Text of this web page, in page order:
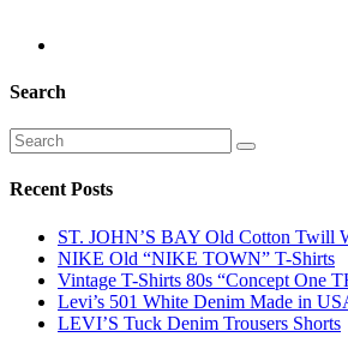
Search
Recent Posts
ST. JOHN’S BAY Old Cotton Twill
NIKE Old “NIKE TOWN” T-Shirts
Vintage T-Shirts 80s “Concept One
Levi’s 501 White Denim Made in
LEVI’S Tuck Denim Trousers Shorts